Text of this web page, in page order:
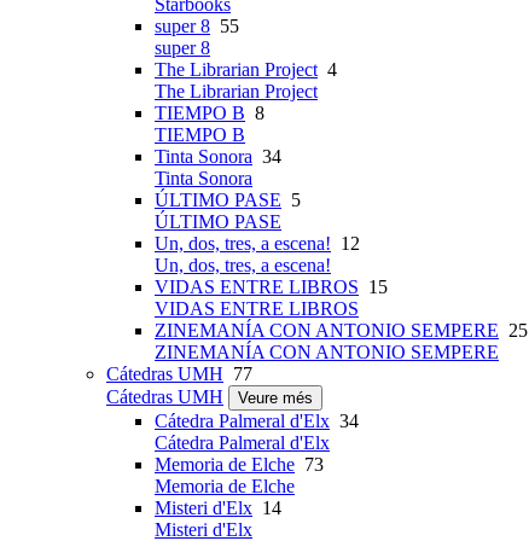
Starbooks
super 8 55
super 8
The Librarian Project 4
The Librarian Project
TIEMPO B 8
TIEMPO B
Tinta Sonora 34
Tinta Sonora
ÚLTIMO PASE 5
ÚLTIMO PASE
Un, dos, tres, a escena! 12
Un, dos, tres, a escena!
VIDAS ENTRE LIBROS 15
VIDAS ENTRE LIBROS
ZINEMANÍA CON ANTONIO SEMPERE 25
ZINEMANÍA CON ANTONIO SEMPERE
Cátedras UMH 77
Cátedras UMH
Veure més
Cátedra Palmeral d'Elx 34
Cátedra Palmeral d'Elx
Memoria de Elche 73
Memoria de Elche
Misteri d'Elx 14
Misteri d'Elx